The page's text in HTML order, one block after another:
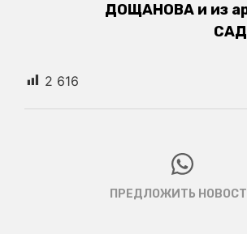
ДОЩАНОВА и из
2 616
ПРЕДЛОЖИТЬ